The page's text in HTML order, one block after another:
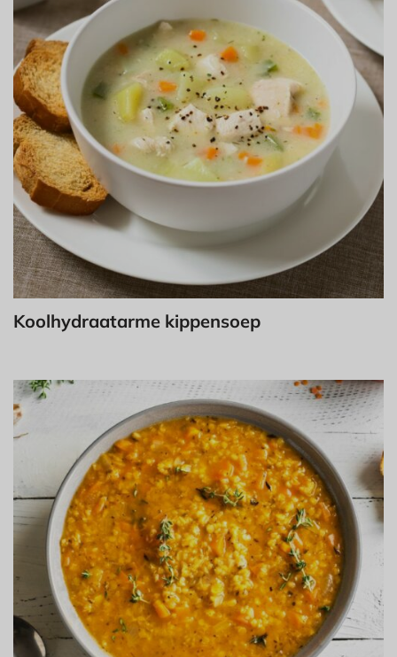
Koolhydraatarme kippensoep